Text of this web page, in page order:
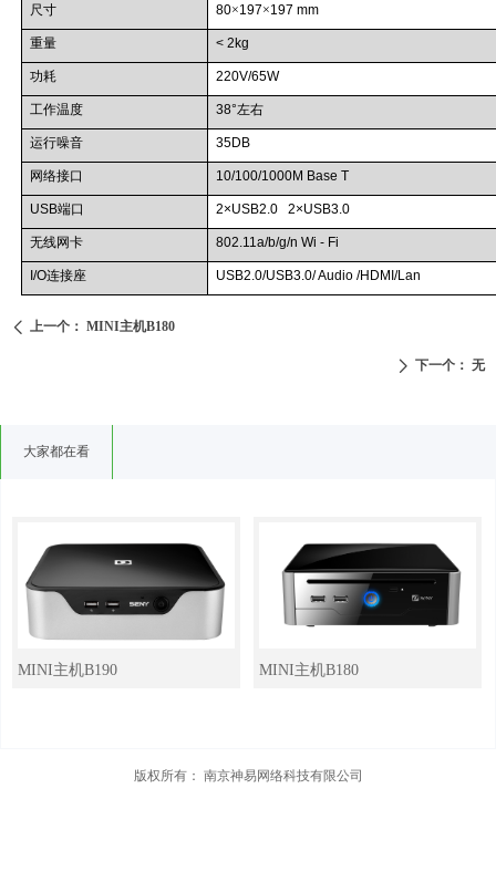
大家都在看
MINI主机B190 MINI主机B180
ꄴ 上一个： MINI主机B180
ꄲ 下一个： 无
尺寸 80×197×197 mm
重量 < 2kg
功耗 220V/65W
工作温度 38°左右
运行噪音 35DB
网络接口 10/100/1000M Base T
USB端口 2×USB2.0 2×USB3.0
无线网卡 802.11a/b/g/n Wi - Fi
I/O连接座 USB2.0/USB3.0/ Audio /HDMI/Lan
版权所有： 南京神易网络科技有限公司